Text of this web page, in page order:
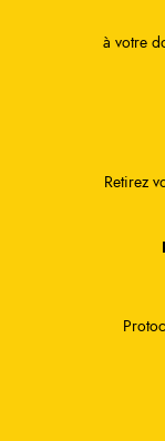
à votre
Retirez